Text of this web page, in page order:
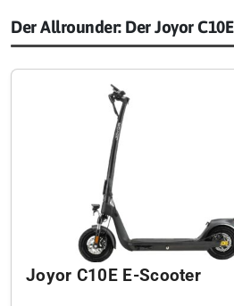
Der Allrounder: Der Joyor C10E
Joyor C10E E-Scooter